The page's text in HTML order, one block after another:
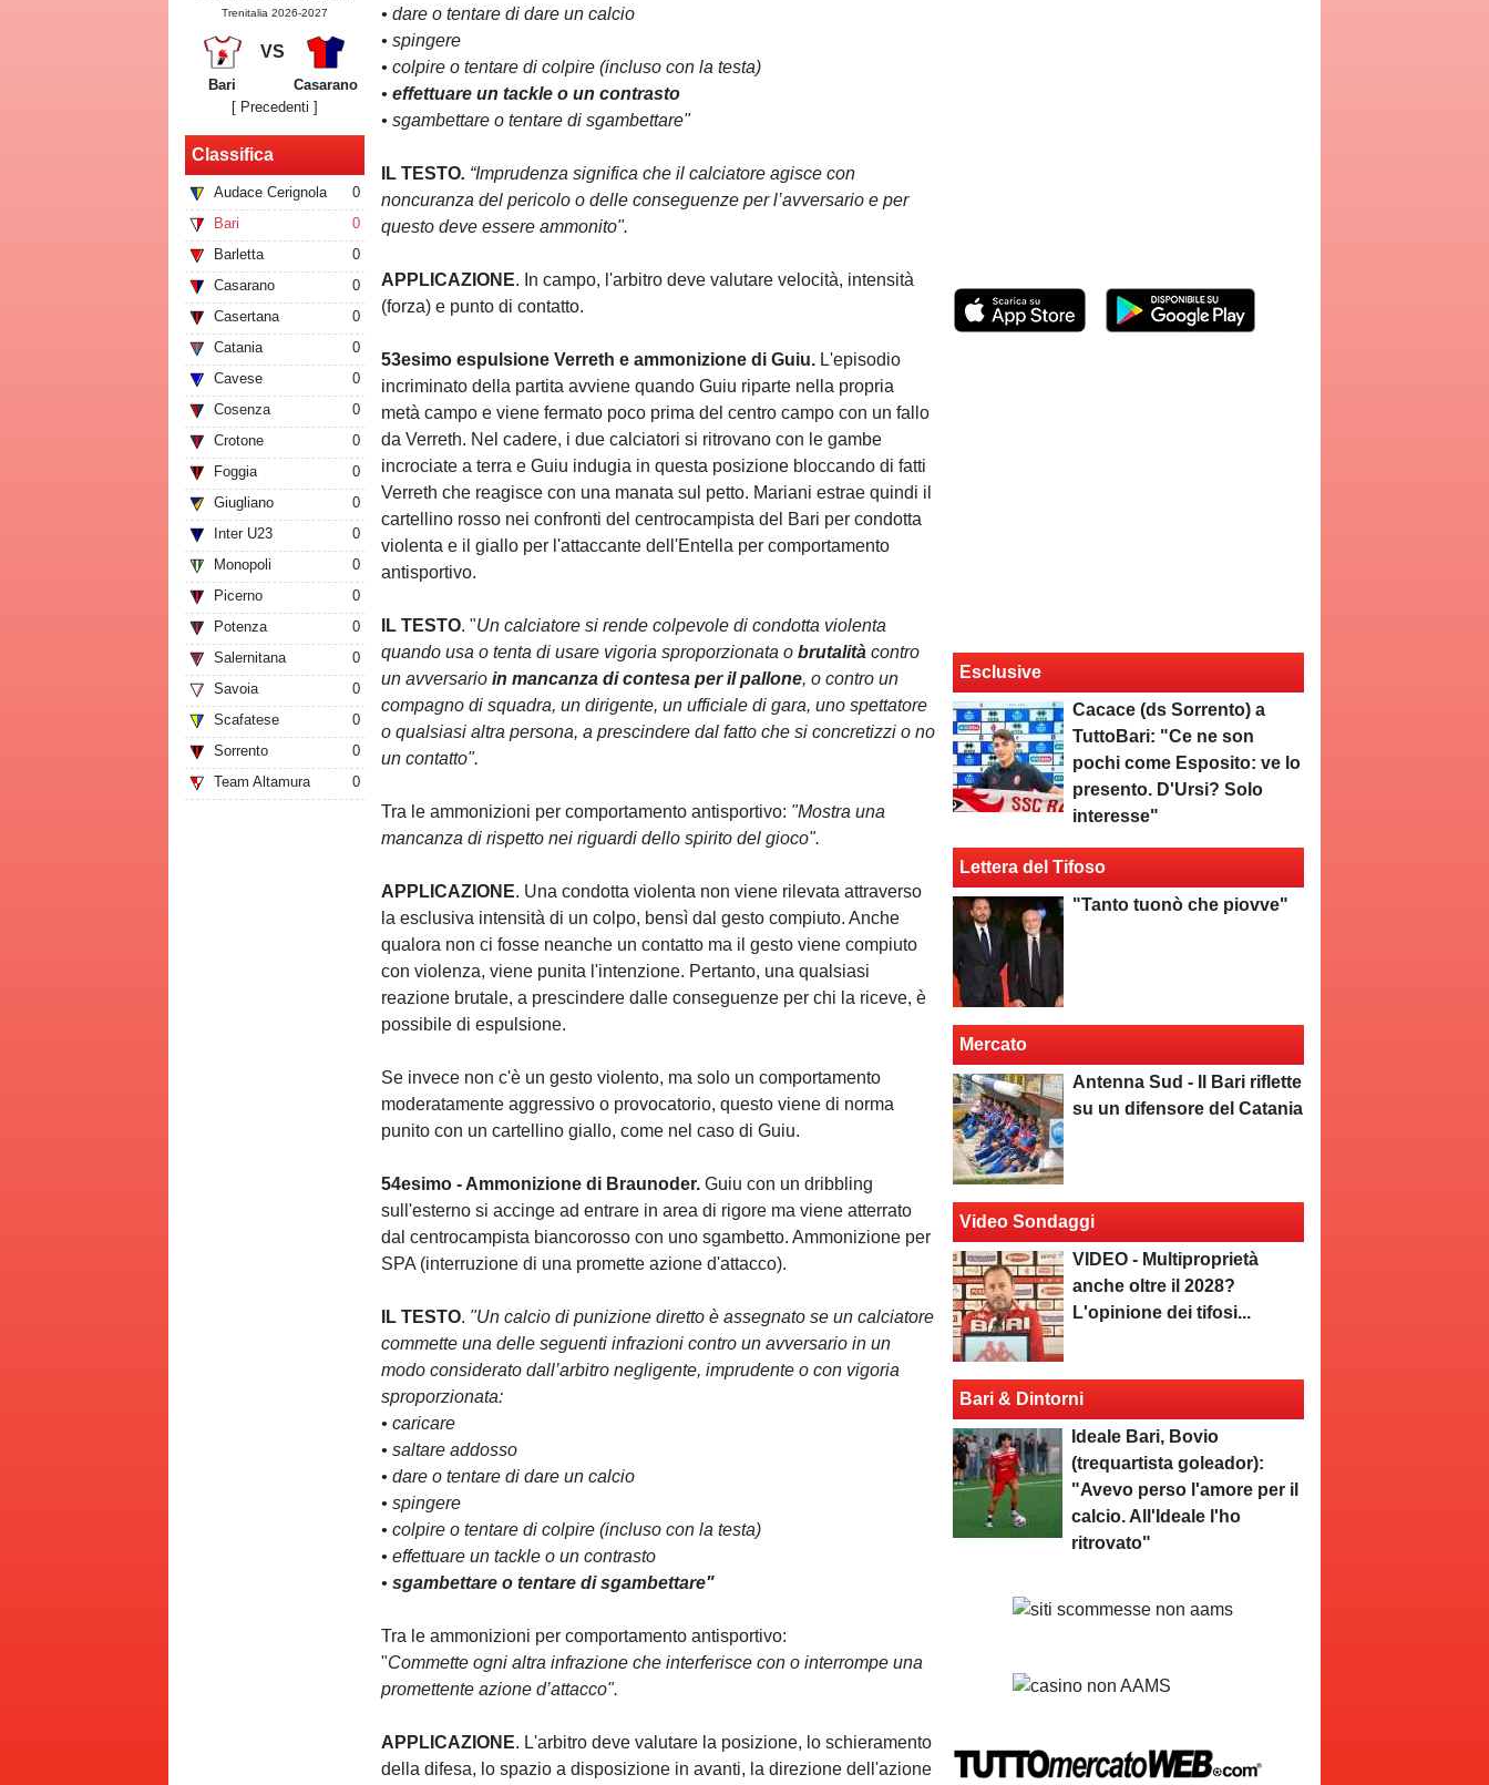
Trenitalia 2026-2027
VS
Bari
Casarano
[ Precedenti ]
Classifica
Audace Cerignola
0
Bari
0
Barletta
0
Casarano
0
Casertana
0
Catania
0
Cavese
0
Cosenza
0
Crotone
0
Foggia
0
Giugliano
0
Inter U23
0
Monopoli
0
Picerno
0
Potenza
0
Salernitana
0
Savoia
0
Scafatese
0
Sorrento
0
Team Altamura
0
• dare o tentare di dare un calcio
• spingere
• colpire o tentare di colpire (incluso con la testa)
• effettuare un tackle o un contrasto
• sgambettare o tentare di sgambettare"
IL TESTO. “Imprudenza significa che il calciatore agisce con
noncuranza del pericolo o delle conseguenze per l’avversario e per
questo deve essere ammonito".
APPLICAZIONE. In campo, l'arbitro deve valutare velocità, intensità
(forza) e punto di contatto.
53esimo espulsione Verreth e ammonizione di Guiu. L'episodio
incriminato della partita avviene quando Guiu riparte nella propria
metà campo e viene fermato poco prima del centro campo con un fallo
da Verreth. Nel cadere, i due calciatori si ritrovano con le gambe
incrociate a terra e Guiu indugia in questa posizione bloccando di fatti
Verreth che reagisce con una manata sul petto. Mariani estrae quindi il
cartellino rosso nei confronti del centrocampista del Bari per condotta
violenta e il giallo per l'attaccante dell'Entella per comportamento
antisportivo.
IL TESTO. "Un calciatore si rende colpevole di condotta violenta
quando usa o tenta di usare vigoria sproporzionata obrutalità contro
un avversario in mancanza di contesa per il pallone, o contro un
compagno di squadra, un dirigente, un ufficiale di gara, uno spettatore
o qualsiasi altra persona, a prescindere dal fatto che si concretizzi o no
un contatto".
Tra le ammonizioni per comportamento antisportivo: "Mostra una
mancanza di rispetto nei riguardi dello spirito del gioco".
APPLICAZIONE. Una condotta violenta non viene rilevata attraverso
la esclusiva intensità di un colpo, bensì dal gesto compiuto. Anche
qualora non ci fosse neanche un contatto ma il gesto viene compiuto
con violenza, viene punita l'intenzione. Pertanto, una qualsiasi
reazione brutale, a prescindere dalle conseguenze per chi la riceve, è
possibile di espulsione.
Se invece non c'è un gesto violento, ma solo un comportamento
moderatamente aggressivo o provocatorio, questo viene di norma
punito con un cartellino giallo, come nel caso di Guiu.
54esimo - Ammonizione di Braunoder. Guiu con un dribbling
sull'esterno si accinge ad entrare in area di rigore ma viene atterrato
dal centrocampista biancorosso con uno sgambetto. Ammonizione per
SPA (interruzione di una promette azione d'attacco).
IL TESTO. "Un calcio di punizione diretto è assegnato se un calciatore
commette una delle seguenti infrazioni contro un avversario in un
modo considerato dall’arbitro negligente, imprudente o con vigoria
sproporzionata:
• caricare
• saltare addosso
• dare o tentare di dare un calcio
• spingere
• colpire o tentare di colpire (incluso con la testa)
• effettuare un tackle o un contrasto
•sgambettare o tentare di sgambettare"
Tra le ammonizioni per comportamento antisportivo:
"Commette ogni altra infrazione che interferisce con o interrompe una
promettente azione d’attacco".
APPLICAZIONE. L'arbitro deve valutare la posizione, lo schieramento
della difesa, lo spazio a disposizione in avanti, la direzione dell'azione
Esclusive
Cacace (ds Sorrento) a
TuttoBari: "Ce ne son
pochi come Esposito: ve lo
presento. D'Ursi? Solo
interesse"
Lettera del Tifoso
"Tanto tuonò che piovve"
Mercato
Antenna Sud - Il Bari riflette
su un difensore del Catania
Video Sondaggi
VIDEO - Multiproprietà
anche oltre il 2028?
L'opinione dei tifosi...
Bari & Dintorni
Ideale Bari, Bovio
(trequartista goleador):
"Avevo perso l'amore per il
calcio. All'Ideale l'ho
ritrovato"